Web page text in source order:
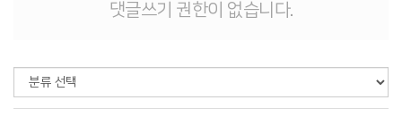
댓글쓰기 권한이 없습니다.